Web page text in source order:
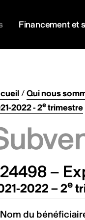
Financement et
/Qui nous
2022 - 2etrimestre
–
2022 – 2e
Nom du